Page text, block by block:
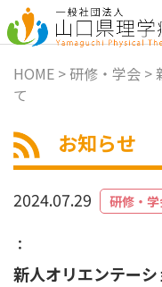
HOME > 研修・学会 >
て
お知らせ
2024.07.29 研修・
：
新人オリエンテー